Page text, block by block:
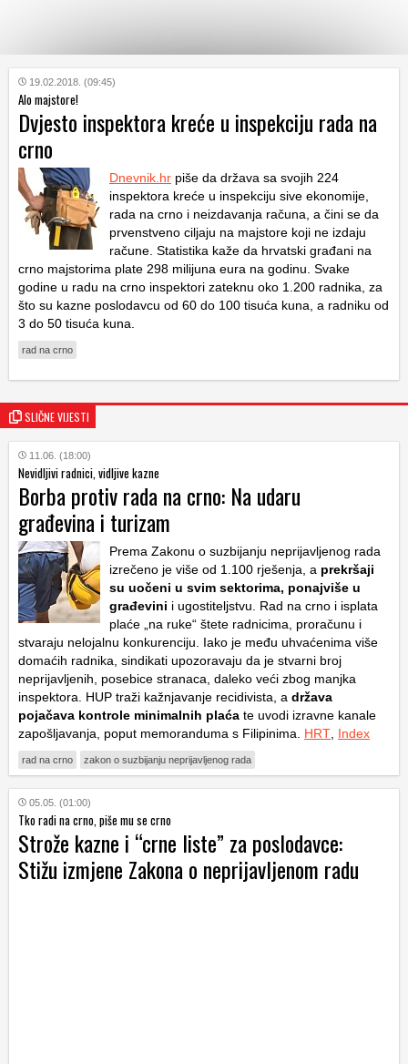
KATEGORIJE
HRVATSKI
WEB
19.02.2018. (09:45)
Alo majstore!
Dvjesto inspektora kreće u inspekciju rada na
crno
Dnevnik.hr piše da država sa svojih 224
inspektora kreće u inspekciju sive ekonomije,
rada na crno i neizdavanja računa, a čini se da
prvenstveno ciljaju na majstore koji ne izdaju
račune. Statistika kaže da hrvatski građani na
crno majstorima plate 298 milijuna eura na godinu. Svake
godine u radu na crno inspektori zateknu oko 1.200 radnika, za
što su kazne poslodavcu od 60 do 100 tisuća kuna, a radniku od
3 do 50 tisuća kuna.
rad na crno
SLIČNE VIJESTI
11.06. (18:00)
Nevidljivi radnici, vidljive kazne
Borba protiv rada na crno: Na udaru
građevina i turizam
Prema Zakonu o suzbijanju neprijavljenog rada
izrečeno je više od 1.100 rješenja, a prekršaji
su uočeni u svim sektorima, ponajviše u
građevini i ugostiteljstvu. Rad na crno i isplata
plaće „na ruke“ štete radnicima, proračunu i
stvaraju nelojalnu konkurenciju. Iako je među uhvaćenima više
domaćih radnika, sindikati upozoravaju da je stvarni broj
neprijavljenih, posebice stranaca, daleko veći zbog manjka
inspektora. HUP traži kažnjavanje recidivista, a država
pojačava kontrole minimalnih plaća te uvodi izravne kanale
zapošljavanja, poput memoranduma s Filipinima. HRT Index
rad na crno zakon o suzbijanju neprijavljenog rada
05.05. (01:00)
Tko radi na crno, piše mu se crno
Strože kazne i “crne liste” za poslodavce:
Stižu izmjene Zakona o neprijavljenom radu